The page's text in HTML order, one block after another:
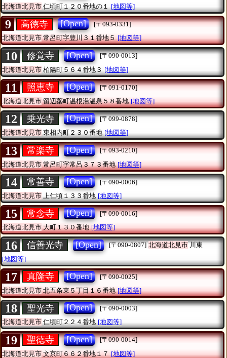
北海道北見市仁頃町１２０番地の１ [地図等]
9 高徳寺 [Open]
[〒093-0331]
北海道北見市常呂町字豊川３１番地５ [地図等]
10 修覚寺 [Open]
[〒090-0013]
北海道北見市 柏陽町５６４番地３ [地図等]
11 照恵寺 [Open]
[〒091-0170]
北海道北見市留辺蘂町温根湯温泉５８番地 [地図等]
12 乗光寺 [Open]
[〒099-0878]
北海道北見市東相内町２３０番地 [地図等]
13 常楽寺 [Open]
[〒093-0210]
北海道北見市常呂町字常呂３７３番地 [地図等]
14 常善寺 [Open]
[〒090-0006]
北海道北見市 上仁頃１３３番地 [地図等]
15 常念寺 [Open]
[〒090-0016]
北海道北見市大町１３０番地 [地図等]
16 信善光寺 [Open] [〒090-0807] 北海道北見市川東
[地図等]
17 真隆寺 [Open]
[〒090-0025]
北海道北見市北五条東５丁目１６番地 [地図等]
18 聖光寺 [Open]
[〒090-0003]
北海道北見市仁頃町２２４番地 [地図等]
19 聖徳寺 [Open]
[〒090-0014]
北海道北見市文京町６６２番地１７ [地図等]